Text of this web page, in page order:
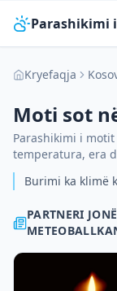
Parashikimi
Kryefaqja
Moti sot
Parashikimi i
temperatura, era
Burimi ka klimë
PARTNERI